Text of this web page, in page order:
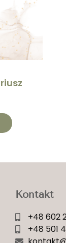
Kontakt
+48 602
+48 501